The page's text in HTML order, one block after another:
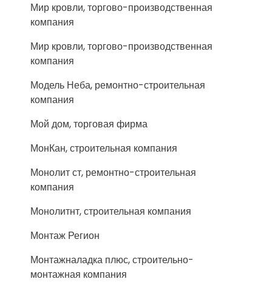
Мир кровли, торгово-производственная
компания
Мир кровли, торгово-производственная
компания
Модель Неба, ремонтно-строительная
компания
Мой дом, торговая фирма
МонКан, строительная компания
Монолит ст, ремонтно-строительная
компания
Монолитнт, строительная компания
Монтаж Регион
Монтажналадка плюс, строительно-
монтажная компания